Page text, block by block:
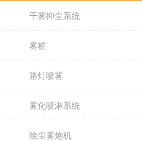
干雾抑尘系统
雾桩
路灯喷雾
雾化喷淋系统
除尘雾炮机